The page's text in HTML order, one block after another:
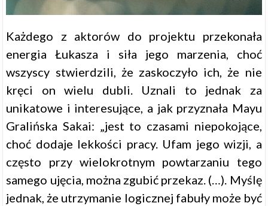
Każdego z aktorów do projektu przekonała
energia Łukasza i siła jego marzenia, choć
wszyscy stwierdzili, że zaskoczyło ich, że nie
kręci on wielu dubli. Uznali to jednak za
unikatowe i interesujące, a jak przyznała Mayu
Gralińska Sakai: „jest to czasami niepokojące,
choć dodaje lekkości pracy. Ufam jego wizji, a
często przy wielokrotnym powtarzaniu tego
samego ujęcia, można zgubić przekaz. (…). Myślę
jednak, że utrzymanie logicznej fabuły może być